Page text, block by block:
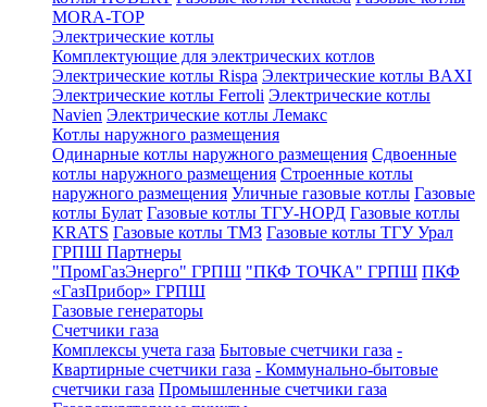
MORA-TOP
Электрические котлы
Комплектующие для электрических котлов
Электрические котлы Rispa Электрические котлы BAXI
Электрические котлы Ferroli Электрические котлы
Navien Электрические котлы Лемакс
Котлы наружного размещения
Одинарные котлы наружного размещения Сдвоенные
котлы наружного размещения Строенные котлы
наружного размещения Уличные газовые котлы Газовые
котлы Булат Газовые котлы ТГУ-НОРД Газовые котлы
KRATS Газовые котлы ТМЗ Газовые котлы ТГУ Урал
ГРПШ Партнеры
"ПромГазЭнерго" ГРПШ "ПКФ ТОЧКА" ГРПШ ПКФ
«ГазПрибор» ГРПШ
Газовые генераторы
Счетчики газа
Комплексы учета газа Бытовые счетчики газа -
Квартирные счетчики газа - Коммунально-бытовые
счетчики газа Промышленные счетчики газа